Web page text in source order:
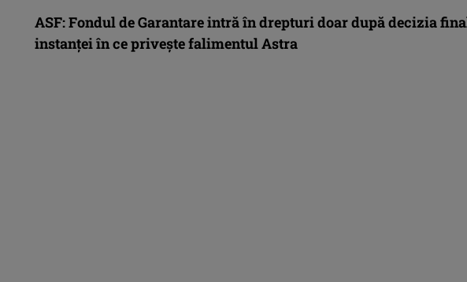
ASF: Fondul de Garantare intră în drepturi doar după decizia
instanţei în ce priveşte falimentul Astra